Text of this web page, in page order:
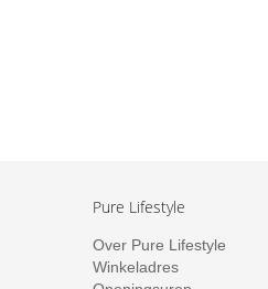
Pure Lifestyle
Over Pure Lifestyle
Winkeladres